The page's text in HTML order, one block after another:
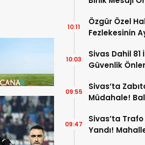
Özgür Özel
Fezlekesinin
10:11
Sivas Dahil
Güvenlik
10:03
Sivas’ta
Müdahale!
09:55
Sivas’ta
Yandı!
09:47